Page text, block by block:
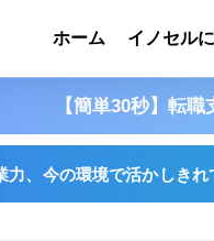
ホーム イノセル
【簡単30秒】転
力、今の環境で活かしきれ